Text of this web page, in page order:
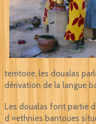
territoire, les doualas
dérivation de la langue
Les doualas font partie
d »ethnies bantoues